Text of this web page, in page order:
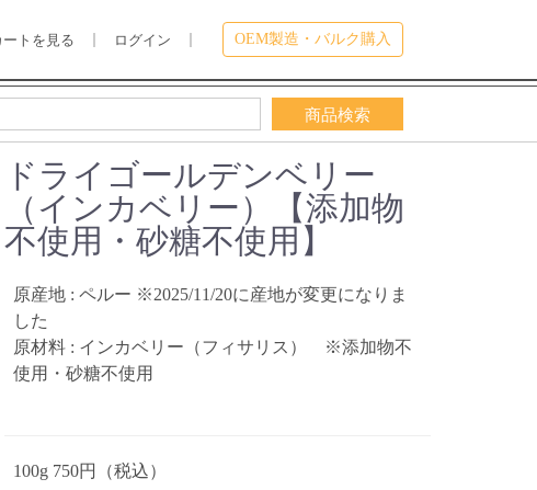
ートを見る ログイン OEM製造・バルク購入
ドライゴールデンベリー
（インカベリー）【添加物
不使用・砂糖不使用】
原産地 : ペルー ※2025/11/20に産地が変更になりま
した
原材料 : インカベリー（フィサリス） ※添加物不
使用・砂糖不使用
100g 750円（税込）